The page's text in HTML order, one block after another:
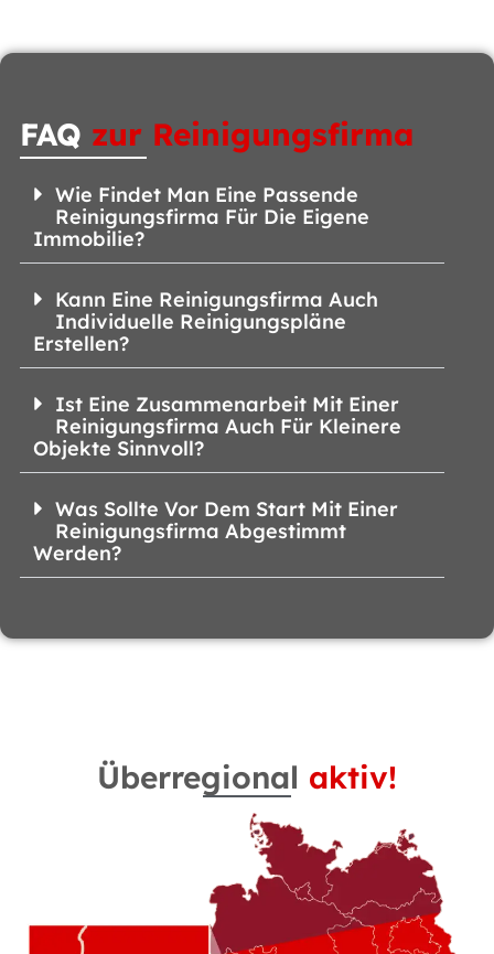
FAQ zur Reinigungsfirma
Wie Findet Man Eine Passende
Reinigungsfirma Für Die Eigene
Immobilie?
Kann Eine Reinigungsfirma Auch
Individuelle Reinigungspläne
Erstellen?
Ist Eine Zusammenarbeit Mit Einer
Reinigungsfirma Auch Für Kleinere
Objekte Sinnvoll?
Was Sollte Vor Dem Start Mit Einer
Reinigungsfirma Abgestimmt
Werden?
Überregional aktiv!